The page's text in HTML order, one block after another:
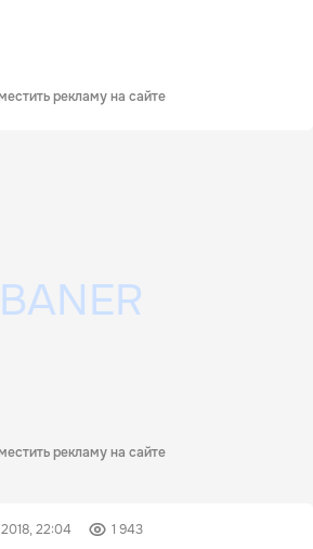
рекламу на сайте
рекламу на сайте
22:04 1 943